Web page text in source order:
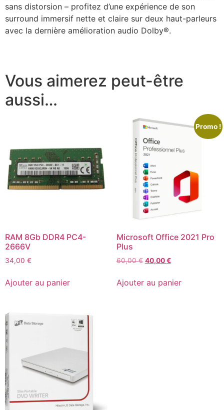
sans distorsion – profitez d’une expérience de son
surround immersif nette et claire sur deux haut-parleurs
avec la dernière amélioration audio Dolby®.
Vous aimerez peut-être
aussi…
RAM 8Gb DDR4 PC4-
2666V
34,00 €
Ajouter au panier
Promo !
Microsoft Office 2021 Pro
Plus
60,00€ 40,00€
Ajouter au panier